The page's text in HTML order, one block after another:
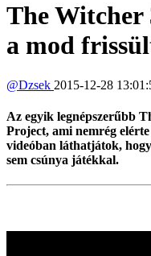
The Witcher
a mod
@Dzsek 2015-12-28
Az egyik legnépszerűbb
Project, ami nemrég
videóban láthatjátok,
sem csúnya játékkal.